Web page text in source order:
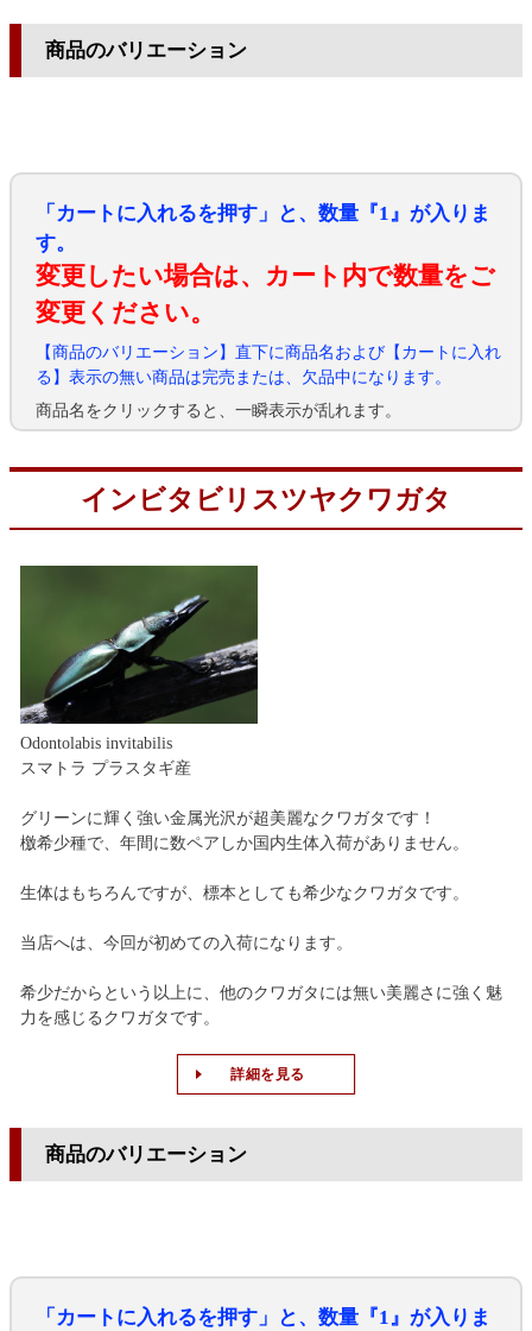
商品のバリエーション
「カートに入れるを押す」と、数量『1』が入りま
す。
変更したい場合は、カート内で数量をご
変更ください。
【商品のバリエーション】直下に商品名および【カートに入れ
る】表示の無い商品は完売または、欠品中になります。
商品名をクリックすると、一瞬表示が乱れます。
インビタビリスツヤクワガタ
Odontolabis invitabilis
スマトラ プラスタギ産
グリーンに輝く強い金属光沢が超美麗なクワガタです！
檄希少種で、年間に数ペアしか国内生体入荷がありません。
生体はもちろんですが、標本としても希少なクワガタです。
当店へは、今回が初めての入荷になります。
希少だからという以上に、他のクワガタには無い美麗さに強く魅
力を感じるクワガタです。
詳細を見る
商品のバリエーション
「カートに入れるを押す」と、数量『1』が入りま